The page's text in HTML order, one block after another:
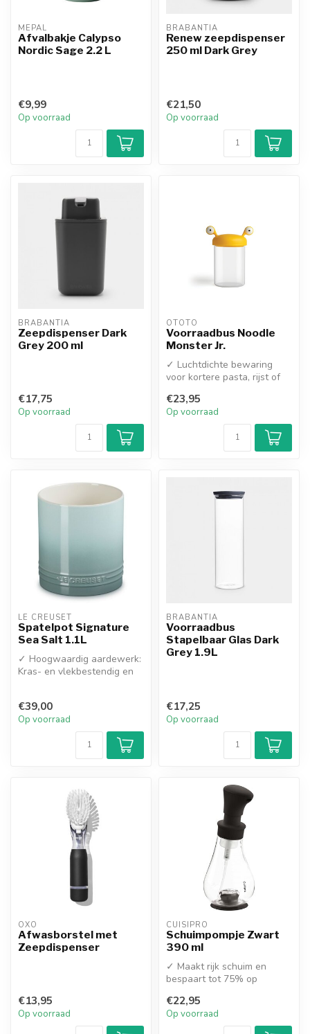
MEPAL
Afvalbakje Calypso
Nordic Sage 2.2 L
€9,99
Op voorraad
BRABANTIA
Renew zeepdispenser
250 ml Dark Grey
€21,50
Op voorraad
BRABANTIA
Zeepdispenser Dark
Grey 200 ml
€17,75
Op voorraad
OTOTO
Voorraadbus Noodle
Monster Jr.
✓ Luchtdichte bewaring
voor kortere pasta, rijst of
✓ Compact design met...
€23,95
Op voorraad
LE CREUSET
Spatelpot Signature
Sea Salt 1.1L
✓ Hoogwaardig aardewerk:
Kras- en vlekbestendig en
€39,00
Op voorraad
BRABANTIA
Voorraadbus
Stapelbaar Glas Dark
Grey 1.9L
€17,25
Op voorraad
OXO
Afwasborstel met
Zeepdispenser
€13,95
Op voorraad
CUISIPRO
Schuimpompje Zwart
390 ml
✓ Maakt rijk schuim en
bespaart tot 75% op
✓ Met handige zuignap...
€22,95
Op voorraad